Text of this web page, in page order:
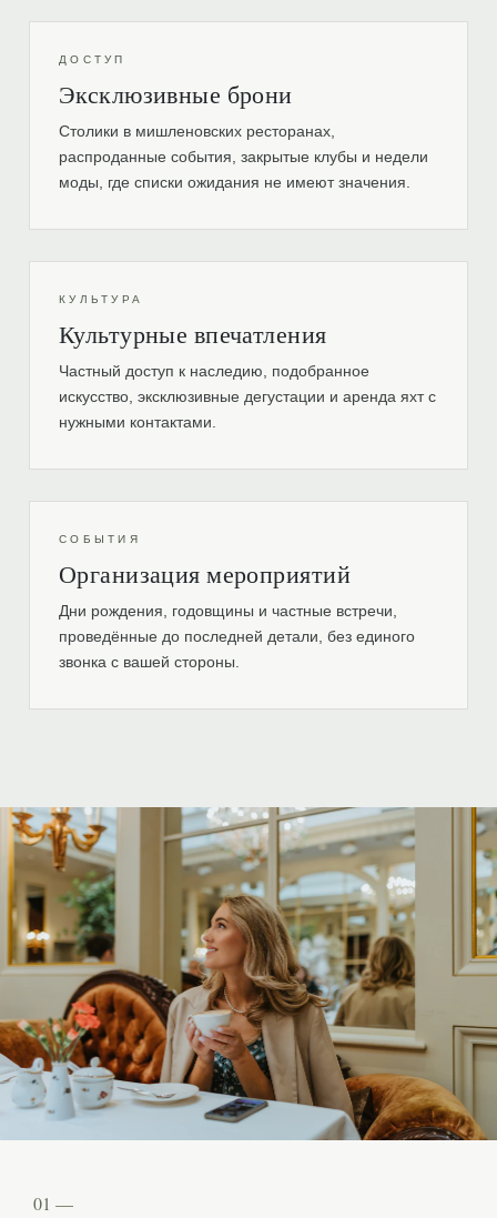
ДОСТУП
Эксклюзивные брони
Столики в мишленовских ресторанах,
распроданные события, закрытые клубы и недели
моды, где списки ожидания не имеют значения.
КУЛЬТУРА
Культурные впечатления
Частный доступ к наследию, подобранное
искусство, эксклюзивные дегустации и аренда яхт с
нужными контактами.
СОБЫТИЯ
Организация мероприятий
Дни рождения, годовщины и частные встречи,
проведённые до последней детали, без единого
звонка с вашей стороны.
01 —